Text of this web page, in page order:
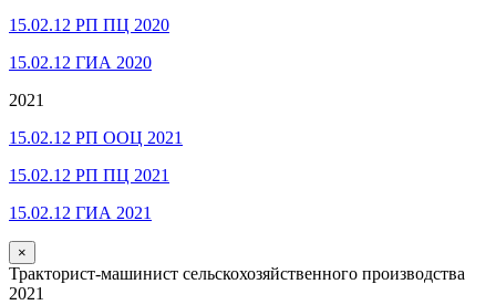
15.02.12 РП ПЦ 2020
15.02.12 ГИА 2020
2021
15.02.12 РП ООЦ 2021
15.02.12 РП ПЦ 2021
15.02.12 ГИА 2021
×
Тракторист-машинист сельскохозяйственного производства
2021